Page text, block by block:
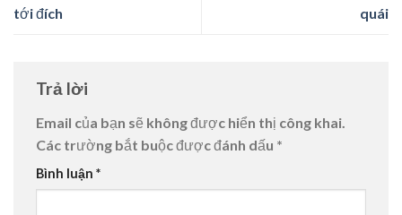
tới đích
quái
Trả lời
Email của bạn sẽ không được hiển thị công khai.
Các trường bắt buộc được đánh dấu *
Bình luận *